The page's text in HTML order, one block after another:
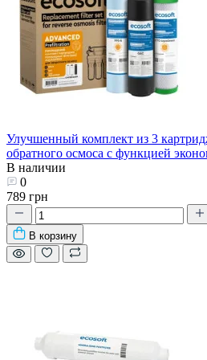
Улучшенный комплект из 3
обратного осмоса с функцией
В наличии
0
789 грн
В корзину